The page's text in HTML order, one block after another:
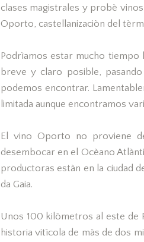
clases magistrales y probè
Oporto, castellanizaciòn del
Podrìamos estar mucho
breve y claro posible,
podemos encontrar.
limitada aunque encontramos
El vino Oporto no proviene
desembocar en el Ocèano
productoras estàn en la ciudad
da Gaia.
Unos 100 kilòmetros al este de
historia vitìcola de màs de dos